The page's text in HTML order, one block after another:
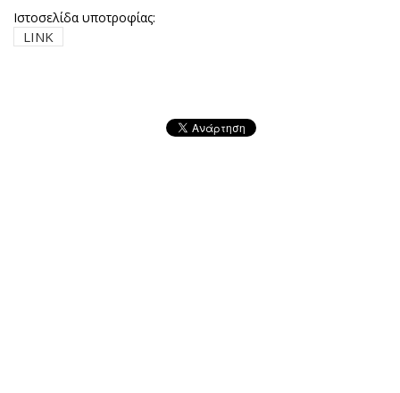
Ιστοσελίδα υποτροφίας:
LINK